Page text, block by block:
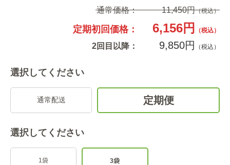
通常価格： 11,450円（税込）
定期初回価格： 6,156円 （税込）
2回目以降： 9,850円 （税込）
選択してください
通常配送 定期便
選択してください
1袋 3袋